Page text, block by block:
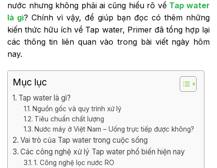
nước nhưng không phải ai cũng hiểu rõ về Tap water
là gì? Chính vì vậy, để giúp bạn đọc có thêm những
kiến thức hữu ích về Tap water, Primer đã tổng hợp lại
các thông tin liên quan vào trong bài viết ngày hôm
nay.
Mục lục
Tap water là gì?
Nguồn gốc và quy trình xử lý
Tiêu chuẩn chất lượng
Nước máy ở Việt Nam – Uống trực tiếp được không?
Vai trò của Tap water trong cuộc sống
Các công nghệ xử lý Tap water phổ biến hiện nay
1. Công nghệ lọc nước RO